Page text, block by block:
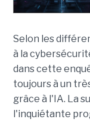
Selon les
à la
dans cette
toujours à un
grâce à l'IA. La
l'inquiétante